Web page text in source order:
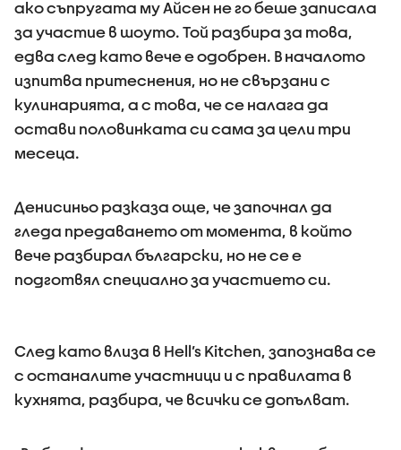
ако съпругата му Айсен не го беше записала
за участие в шоуто. Той разбира за това,
едва след като вече е одобрен. В началото
изпитва притеснения, но не свързани с
кулинарията, а с това, че се налага да
остави половинката си сама за цели три
месеца.
Денисиньо разказа още, че започнал да
гледа предаването от момента, в който
вече разбирал български, но не се е
подготвял специално за участието си.
След като влиза в Hell’s Kitchen, запознава се
с останалите участници и с правилата в
кухнята, разбира, че всички се допълват.